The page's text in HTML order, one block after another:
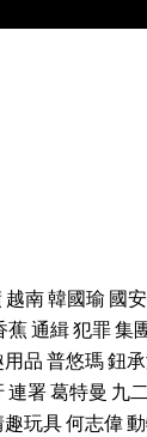
越南韓國瑜 國
蕉通緝犯罪集
品普悠瑪鈕
連署葛特曼 九
趣玩具何志偉